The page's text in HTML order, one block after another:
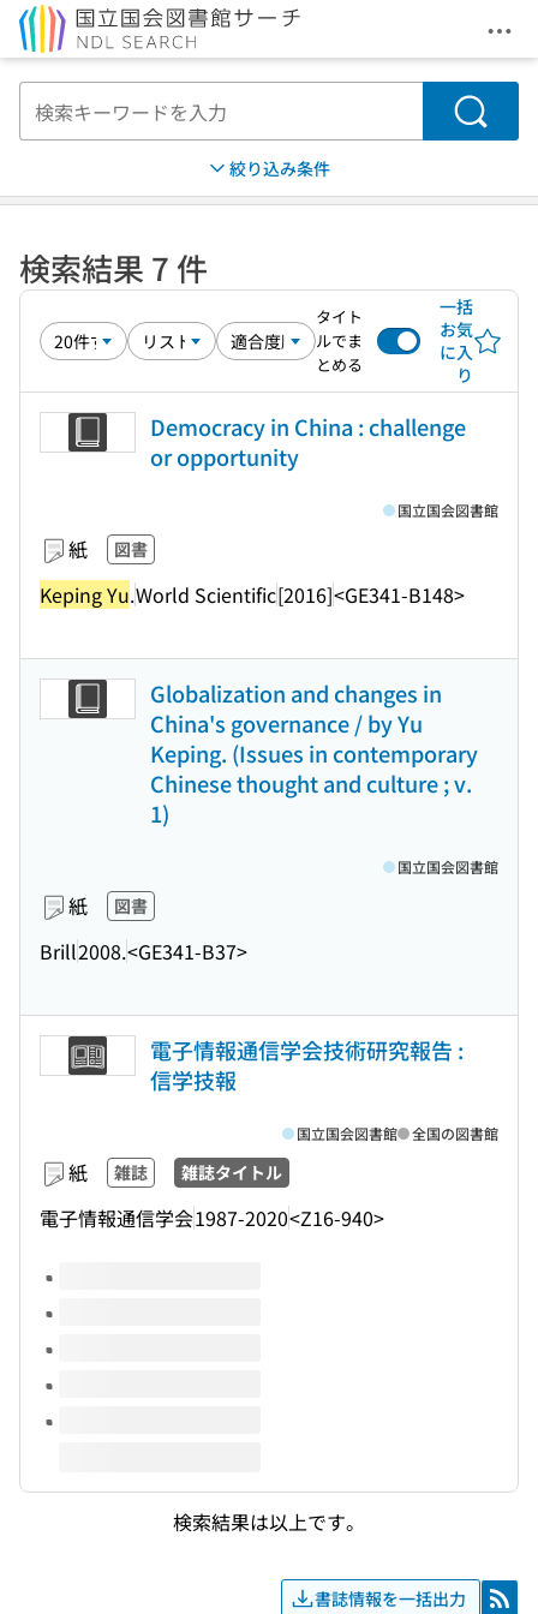
メ
検索
絞り込み条件
検索結果 7 件
タイト
ルでま
とめる
一括
お気
に入
り
Democracy in China : challenge
or opportunity
紙 図書
Keping Yu.World Scientific[2016]<GE341-B148>
国立国会図書館
Globalization and changes in
China's governance / by Yu
Keping. (Issues in contemporary
Chinese thought and culture ; v.
1)
紙 図書
Brill2008.<GE341-B37>
国立国会図書館
電子情報通信学会技術研究報告 :
信学技報
紙 雑誌 雑誌タイトル
電子情報通信学会1987-2020<Z16-940>
国立国会図書館 全国の図書館
このタイトルの巻号
検索結果は以上です。
書誌情報を一括出力